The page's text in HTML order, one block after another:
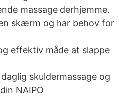
massage derhjemme.
skærm og har behov for
effektiv måde at slappe
skuldermassage og
NAIPO